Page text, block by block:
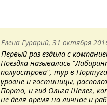
Елена Гурарий, 31 октября
Первый раз ездила с
Поездка называлась
полуострова", тур в
уровне и гостиницы,
Порто, и гид Ольга Шелег,
не деля время на личное и